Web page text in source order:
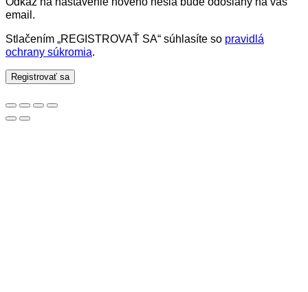
email.
Stlačením „REGISTROVAŤ SA“ súhlasíte so pravidlá
ochrany súkromia.
Registrovať sa